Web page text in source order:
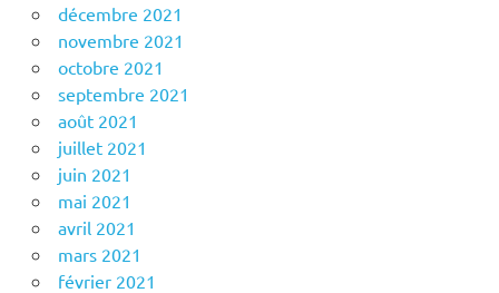
décembre 2021
novembre 2021
octobre 2021
septembre 2021
août 2021
juillet 2021
juin 2021
mai 2021
avril 2021
mars 2021
février 2021